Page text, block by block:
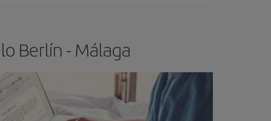
Berlín - Málaga